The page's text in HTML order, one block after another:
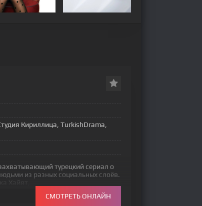
Кириллица, TurkishDrama,
турецкий сериал о
из разных социальных слоёв.
Хайят,
СМОТРЕТЬ ОНЛАЙН